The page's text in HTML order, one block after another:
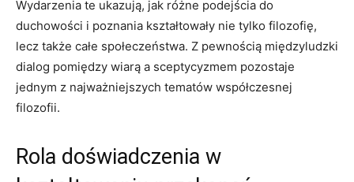
Wydarzenia te ukazują, jak różne podejścia ⁣do
duchowości i ​poznania ⁤kształtowały ⁤nie tylko filozofię,
lecz także całe ⁢społeczeństwa. Z pewnością⁣ międzyludzki
⁣dialog pomiędzy‌ wiarą a sceptycyzmem pozostaje
jednym z najważniejszych tematów⁢ współczesnej
filozofii.
Rola doświadczenia w